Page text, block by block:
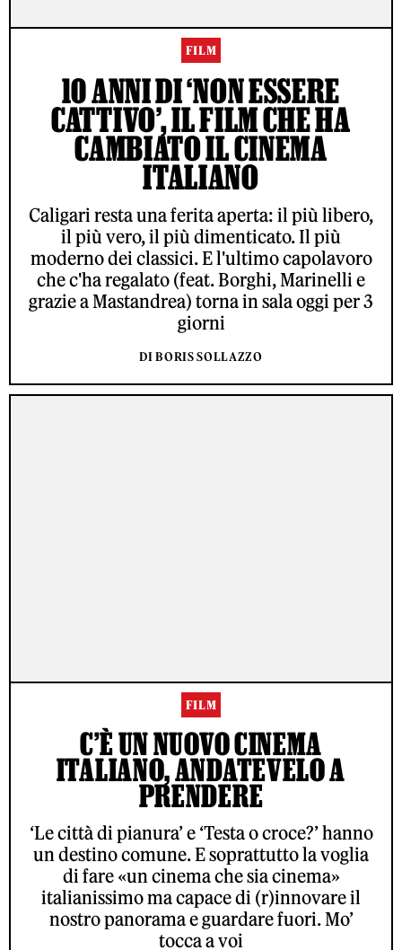
FILM
10 ANNI DI ‘NON ESSERE
CATTIVO’, IL FILM CHE HA
CAMBIATO IL CINEMA
ITALIANO
Caligari resta una ferita aperta: il più libero,
il più vero, il più dimenticato. Il più
moderno dei classici. E l'ultimo capolavoro
che c'ha regalato (feat. Borghi, Marinelli e
grazie a Mastandrea) torna in sala oggi per 3
giorni
DI BORIS SOLLAZZO
FILM
C’È UN NUOVO CINEMA
ITALIANO, ANDATEVELO A
PRENDERE
‘Le città di pianura’ e ‘Testa o croce?’ hanno
un destino comune. E soprattutto la voglia
di fare «un cinema che sia cinema»
italianissimo ma capace di (r)innovare il
nostro panorama e guardare fuori. Mo’
tocca a voi